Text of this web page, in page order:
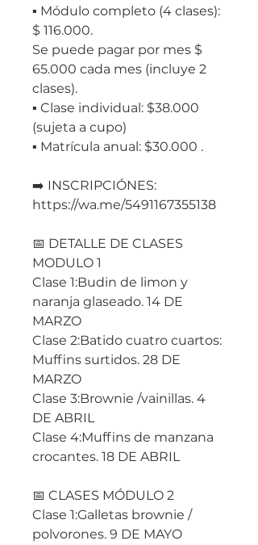
▪ Módulo completo (4 clases):
$ 116.000.
Se puede pagar por mes $
65.000 cada mes (incluye 2
clases).
▪ Clase individual: $38.000
(sujeta a cupo)
▪ Matrícula anual: $30.000 .
➡️ INSCRIPCIÓNES:
https://wa.me/5491167355138
📅 DETALLE DE CLASES
MODULO 1
Clase 1:Budin de limon y
naranja glaseado. 14 DE
MARZO
Clase 2:Batido cuatro cuartos:
Muffins surtidos. 28 DE
MARZO
Clase 3:Brownie /vainillas. 4
DE ABRIL
Clase 4:Muffins de manzana
crocantes. 18 DE ABRIL
📅 CLASES MÓDULO 2
Clase 1:Galletas brownie /
polvorones. 9 DE MAYO